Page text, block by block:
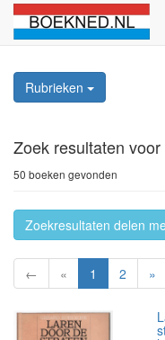
Rubrieken
Zoek resultaten voor
50 boeken gevonden
Zoekresultaten delen
← « 1 2 »